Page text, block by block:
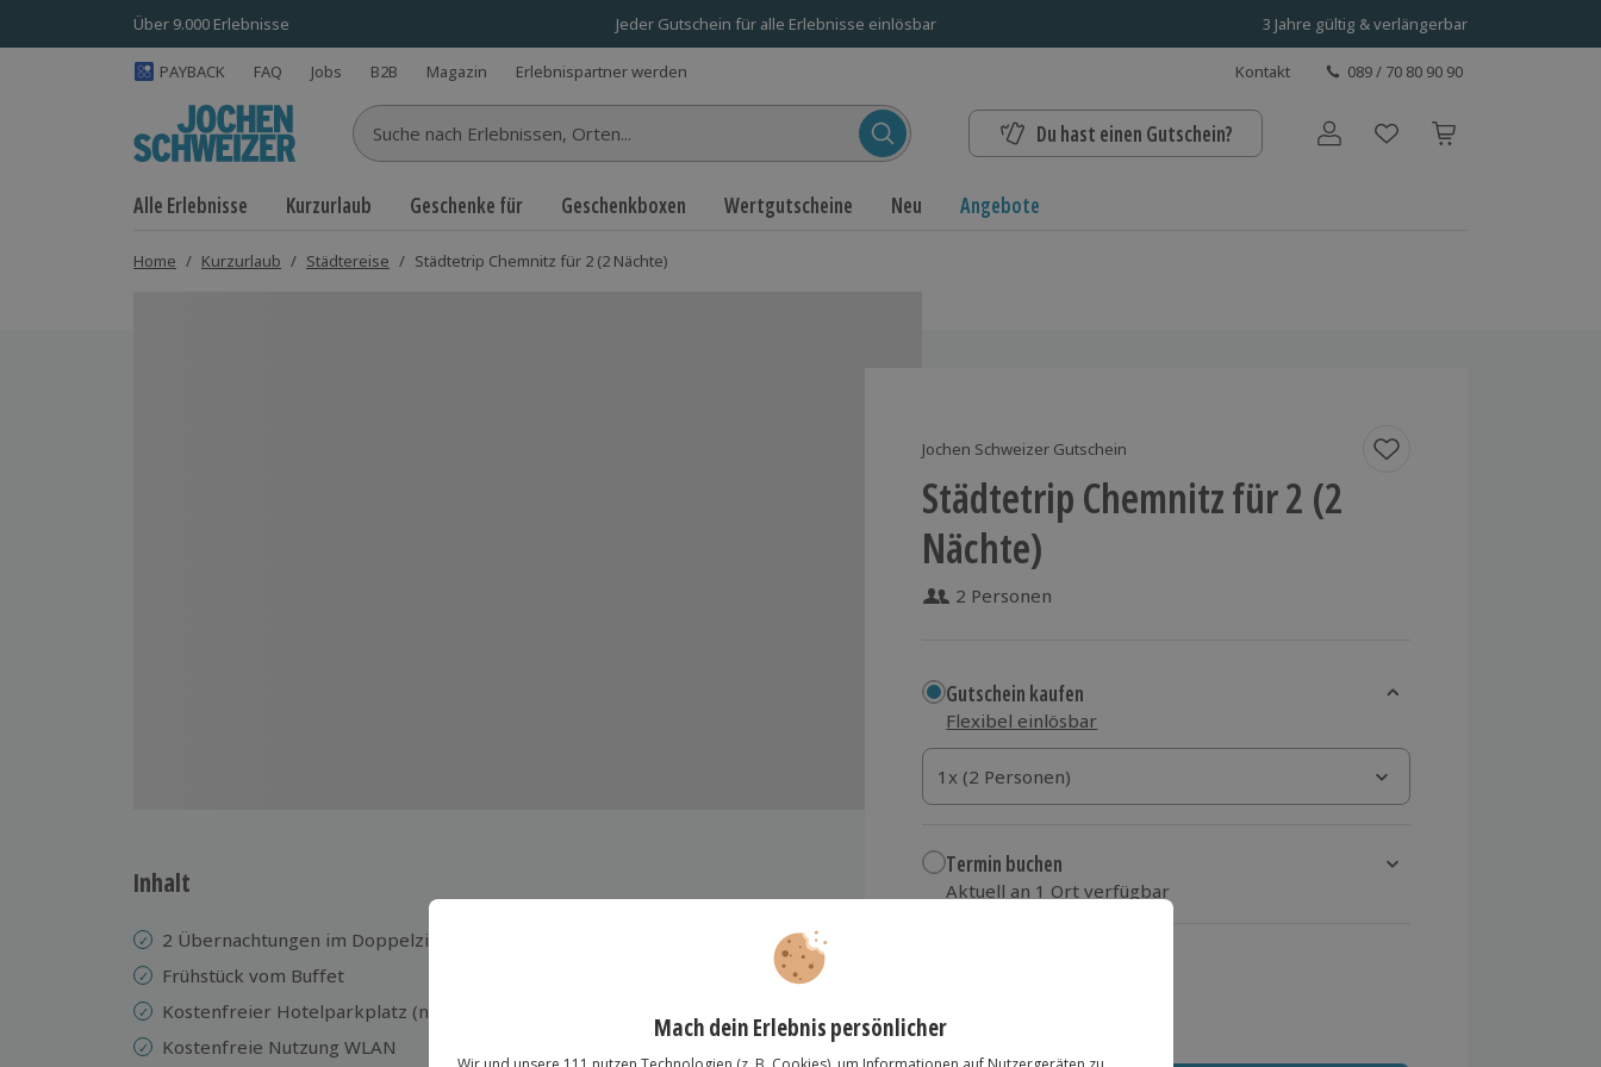
Über 9.000 Erlebnisse Jeder Gutschein für alle Erlebnisse einlösbar 3 Jahre gültig & verlängerbar
PAYBACK FAQ Jobs B2B Magazin Erlebnispartner werden Kontakt 089 / 70 80 90 90
Suche nach Erlebnissen... Du hast einen Gutschein? Benutzerkonto
Alle Erlebnisse Kurzurlaub Geschenke für Geschenkboxen Wertgutscheine Neu Angebote
Home / Kurzurlaub / Städtereise / Städtetrip Chemnitz für 2 (2 Nächte)
Jochen Schweizer Gutschein
Städtetrip Chemnitz für 2 (2
Nächte)
2 Personen
Gutschein kaufen
Flexibel einlösbar
1x (2 Personen)
1x (2 Personen)
1x (2 Personen)
Termin buchen
Aktuell an 1 Ort verfügbar
zzgl. Versand
Inhalt
2 Übernachtungen im Doppelzimmer im ACHAT Hotel Chemnitz
Frühstück vom Buffet
Kostenfreier Hotelparkplatz (nach Verfügbarkeit)
Kostenfreie Nutzung WLAN